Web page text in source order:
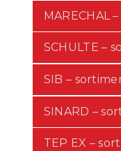
MARECHAL
SCHULTE –
SIB –
SINARD –
TEP EX –